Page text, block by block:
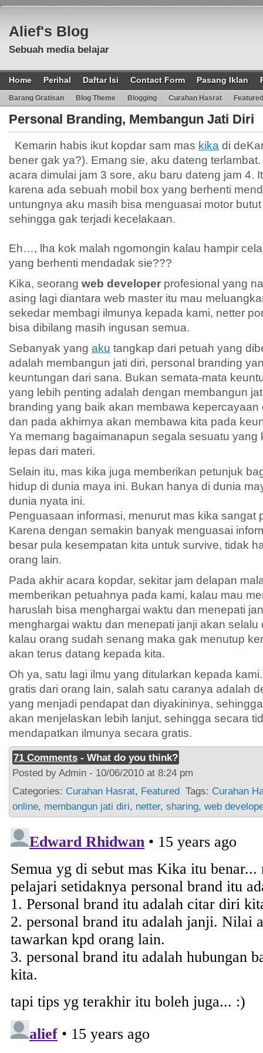
Alief's Blog
Sebuah media belajar
Home Perihal Daftar Isi Contact Form Pasang Iklan
Barang Gratisan Blog Theme Blogging Curahan Hasrat Featured
Personal Branding, Membangun Jati Diri
Kemarin habis ikut kopdar sam mas kika di
bener gak ya?). Emang sie, aku dateng
acara dimulai jam 3 sore, aku baru dateng jam 4.
karena ada sebuah mobil box yang berhenti
untungnya aku masih bisa menguasai motor
sehingga gak terjadi kecelakaan.
Eh…, lha kok malah ngomongin kalau hampir
yang berhenti mendadak sie???
Kika, seorang web developer profesional yang
asing lagi diantara web master itu mau
sekedar membagi ilmunya kepada kami, netter
bisa dibilang masih ingusan semua.
Sebanyak yang aku tangkap dari petuah yang
adalah membangun jati diri, personal branding
keuntungan dari sana. Bukan semata-mata
yang lebih penting adalah dengan membangun
branding yang baik akan membawa
dan pada akhirnya akan membawa kita pada
Ya memang bagaimanapun segala sesuatu yang
lepas dari materi.
Selain itu, mas kika juga memberikan petunjuk
hidup di dunia maya ini. Bukan hanya di dunia
dunia nyata ini.
Penguasaan informasi, menurut mas kika sangat
Karena dengan semakin banyak menguasai
besar pula kesempatan kita untuk survive, tidak
orang lain.
Pada akhir acara kopdar, sekitar jam delapan
memberikan petuahnya pada kami, kalau mau
haruslah bisa menghargai waktu dan menepati
menghargai waktu dan menepati janji akan
kalau orang sudah senang maka gak menutup
akan terus datang kepada kita.
Oh ya, satu lagi ilmu yang ditularkan kepada
gratis dari orang lain, salah satu caranya adalah
yang menjadi pendapat dan diyakininya,
akan menjelaskan lebih lanjut, sehingga secara
mendapatkan ilmunya secara gratis.
71 Comments - What do you think?
Posted by Admin - 10/06/2010 at 8:24 pm
Categories: Curahan Hasrat, Featured Tags: Curahan
online, membangun jati diri, netter, sharing, web